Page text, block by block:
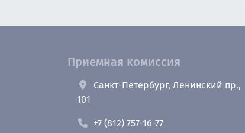
Приемная комиссия
Санкт-Петербург, Ленинский пр.,
101
+7 (812) 757-16-77